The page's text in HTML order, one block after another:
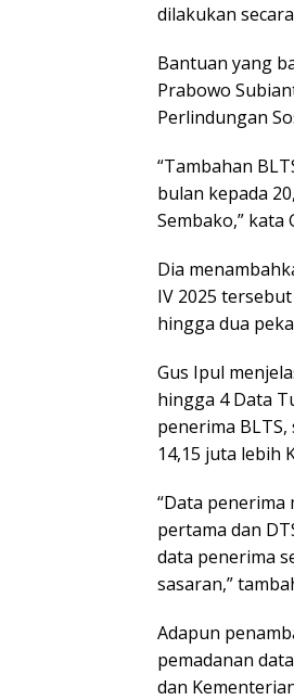
dilakukan
Bantuan yang
Prabowo
Perlindungan
“Tambahan
bulan kepada
Sembako,” kata
Dia
IV 2025
hingga dua
Gus Ipul
hingga 4 Data
penerima
14,15 juta lebih
“Data penerima
pertama dan
data penerima
sasaran,”
Adapun
pemadanan
dan